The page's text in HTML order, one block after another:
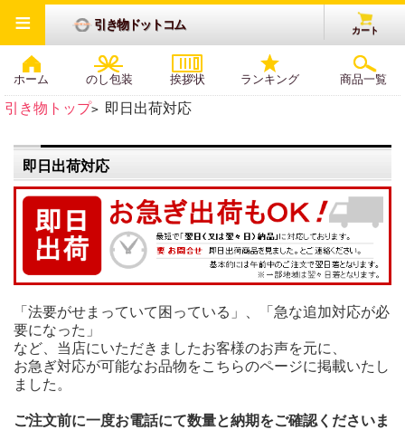
引き物ドットコム カート
ホーム のし包装 挨拶状 ランキング 商品一覧
≡
引き物トップ> 即日出荷対応
即日出荷対応
「法要がせまっていて困っている」、「急な追加対応が必
要になった」
など、当店にいただきましたお客様のお声を元に、
お急ぎ対応が可能なお品物をこちらのページに掲載いたし
ました。
ご注文前に一度お電話にて数量と納期をご確認くださいま